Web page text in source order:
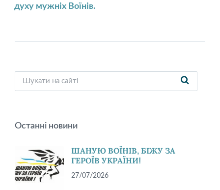
духу мужніх Воїнів.
Останні новини
ШАНУЮ ВОЇНІВ, БІЖУ ЗА
ГЕРОЇВ УКРАЇНИ!
27/07/2026